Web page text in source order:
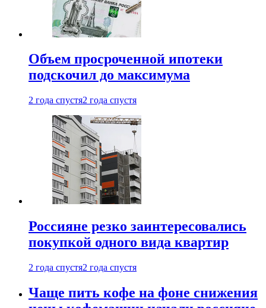
Объем просроченной ипотеки
подскочил до максимума
2 года спустя2 года спустя
Россияне резко заинтересовались
покупкой одного вида квартир
2 года спустя2 года спустя
Чаще пить кофе на фоне снижения